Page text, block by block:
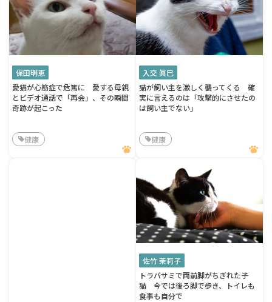
保田明恵
愛猫が心筋症で危篤に 愛する母親
とビデオ通話で「再会」、その瞬間
奇跡が起こった
健康
入交 眞巳
猫が飼い主を激しく襲ってくる 確
実に言えるのは「攻撃的にさせたの
は飼い主でない」
健康
佐竹 茉莉子
トラバサミで両前脚がちぎれた子
猫 今では後ろ脚で歩き、トイレも
食事も自分で